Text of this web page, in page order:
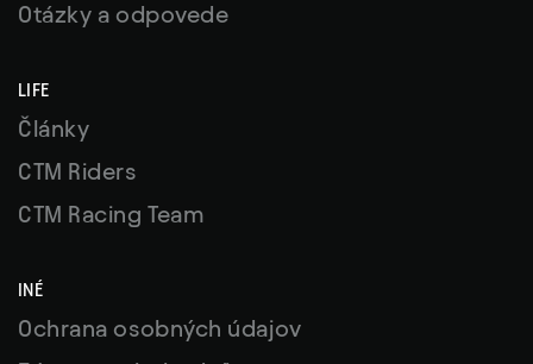
Otázky a odpovede
LIFE
Články
CTM Riders
CTM Racing Team
INÉ
Ochrana osobných údajov